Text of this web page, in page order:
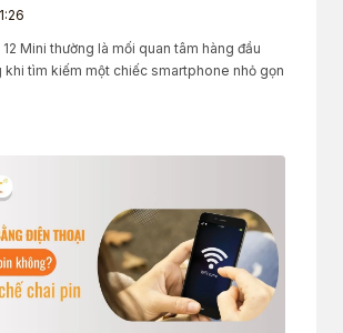
Mini thường là mối quan tâm hàng đầu
khi tìm kiếm một chiếc smartphone nhỏ gọn